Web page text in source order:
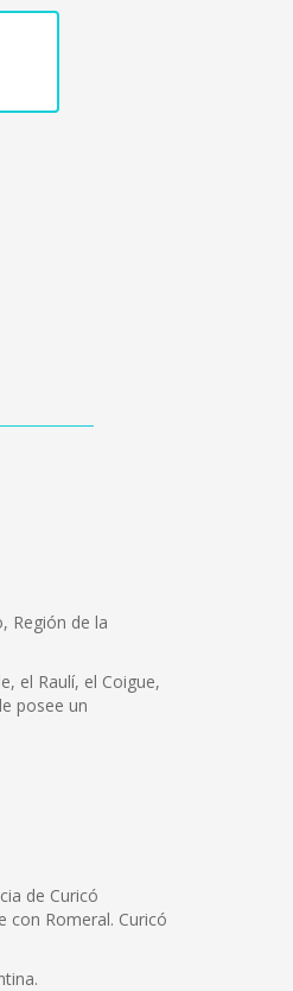
Región de la
el Raulí, el Coigue,
posee un
de Curicó
con Romeral. Curicó